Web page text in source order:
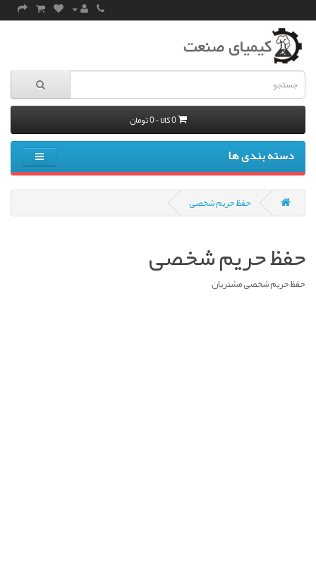
0 کالا - 0 تومان
دسته بندی ها
حفظ حریم شخصی
حفظ حریم شخصی
حفظ حریم شخصی مشتریان